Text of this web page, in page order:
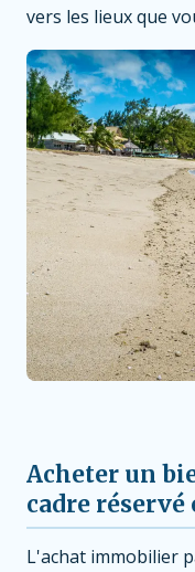
vers les lieux que
Acheter un
cadre
L'achat immobilier